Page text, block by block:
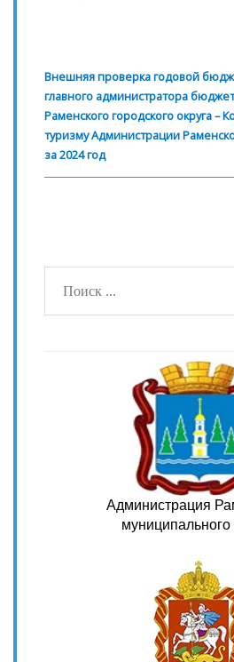
Внешняя проверка годовой
главного администратора
Раменского городского округа –
туризму Администрации
за 2024 год
Администрация
муниципального